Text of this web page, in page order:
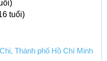
tuổi)
Thành phố Hồ Chí Minh